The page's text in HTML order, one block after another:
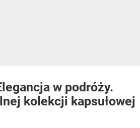
w podróży.
kolekcji kapsułowej